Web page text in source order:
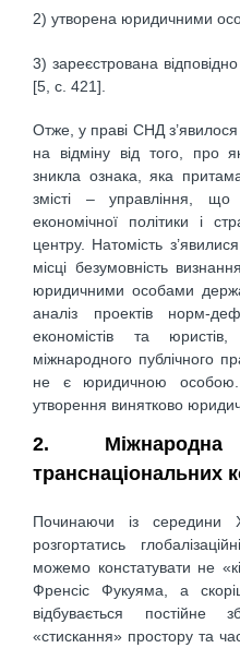
2) утворена юридичними
3) зареєстрована
[5, с. 421].
Отже, у праві СНД
на відміну від того, про
зникла ознака, яка
змісті – управління, що
економічної політики і
центру. Натомість
місці безумовність
юридичними особами
аналіз проектів норм-
економістів та
міжнародного публічного
не є юридичною
утворення винятково
2. Міжнародна
транснаціональних
Починаючи із середини
розгортатись
можемо констатувати не
Френсіс Фукуяма, а
відбувається постійне
«стискання» простору та